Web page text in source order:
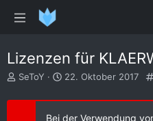
Lizenzen für
E
s
SeToY
E
s
t
22. Oktober 2017
Bei der Verwendung